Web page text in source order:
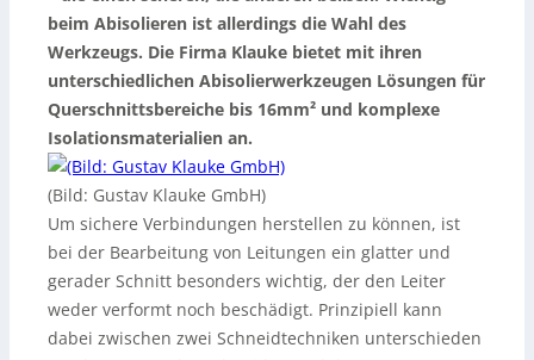
beim Abisolieren ist allerdings die Wahl des
Werkzeugs. Die Firma Klauke bietet mit ihren
unterschiedlichen Abisolierwerkzeugen Lösungen für
Querschnittsbereiche bis 16mm² und komplexe
Isolationsmaterialien an.
(Bild: Gustav Klauke GmbH)
Um sichere Verbindungen herstellen zu können, ist
bei der Bearbeitung von Leitungen ein glatter und
gerader Schnitt besonders wichtig, der den Leiter
weder verformt noch beschädigt. Prinzipiell kann
dabei zwischen zwei Schneidtechniken unterschieden